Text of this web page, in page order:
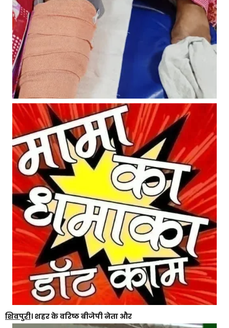
शिवपुरी। शहर के वरिष्ठ बीजेपी नेता और